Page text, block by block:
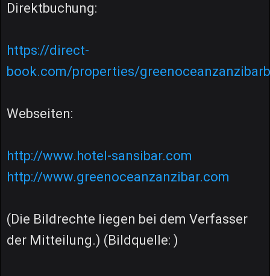
Direktbuchung:
https://direct-
book.com/properties/
Webseiten:
http://www.hotel-sansibar.com
http://www.greenoceanzanzibar.com
(Die Bildrechte liegen bei dem Verfasser
der Mitteilung.) (Bildquelle: )